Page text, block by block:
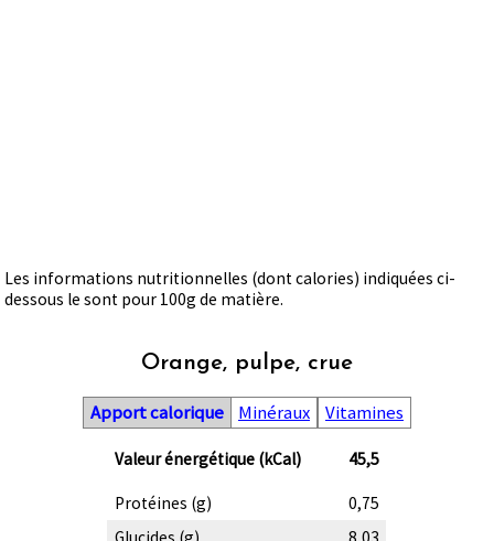
Les informations nutritionnelles (dont calories) indiquées ci-
dessous le sont pour 100g de matière.
Orange, pulpe, crue
Apport calorique Minéraux Vitamines
Valeur énergétique (kCal) 45,5
Protéines (g)
0,75